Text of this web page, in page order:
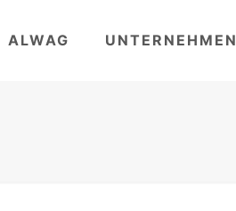
ALWAG UNTERNEHMEN